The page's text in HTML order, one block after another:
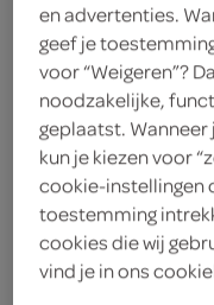
Authentieke
Ideaal voor nasi
Handige 30g
en advertenties.
geef je
voor “Weigeren”?
noodzakelijke,
geplaatst.
kun je kiezen voor
cookie-instellingen
toestemming
cookies die wij
vind je in ons